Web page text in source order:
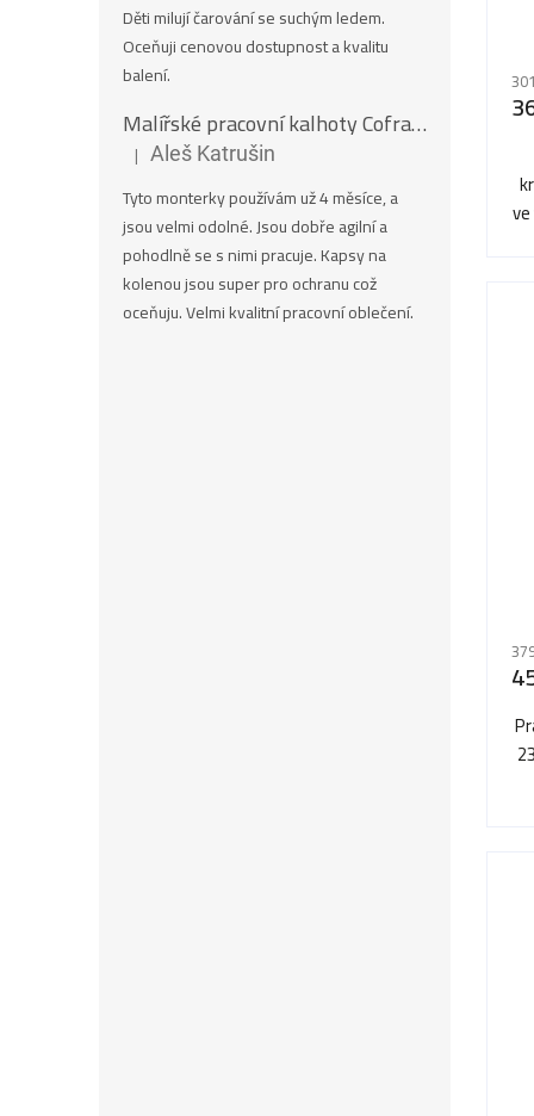
Děti milují čarování se suchým ledem.
Oceňuji cenovou dostupnost a kvalitu
balení.
Malířské pracovní kalhoty Cofra SALISBOURG
Hodnocení produktu je 5 z 5 hvězdiček.
| Aleš Katrušin
Tyto monterky používám už 4 měsíce, a
jsou velmi odolné. Jsou dobře agilní a
pohodlně se s nimi pracuje. Kapsy na
kolenou jsou super pro ochranu což
oceňuju. Velmi kvalitní pracovní oblečení.
je
5